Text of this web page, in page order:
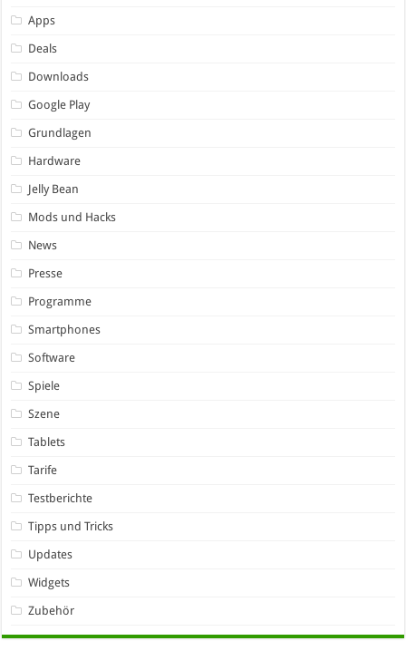
Apps
Deals
Downloads
Google Play
Grundlagen
Hardware
Jelly Bean
Mods und Hacks
News
Presse
Programme
Smartphones
Software
Spiele
Szene
Tablets
Tarife
Testberichte
Tipps und Tricks
Updates
Widgets
Zubehör